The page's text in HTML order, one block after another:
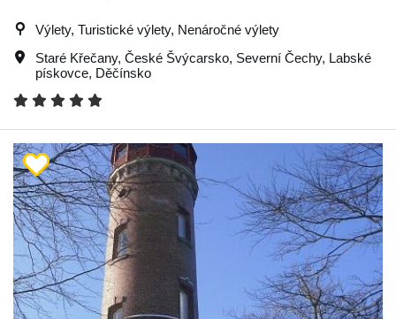
Výlety, Turistické výlety, Nenáročné výlety
Staré Křečany, České Švýcarsko, Severní Čechy, Labské
pískovce, Děčínsko